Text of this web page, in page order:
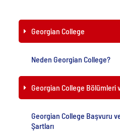
Georgian College
Neden Georgian College?
Georgian College Bölümleri
Georgian College Başvuru
Şartları